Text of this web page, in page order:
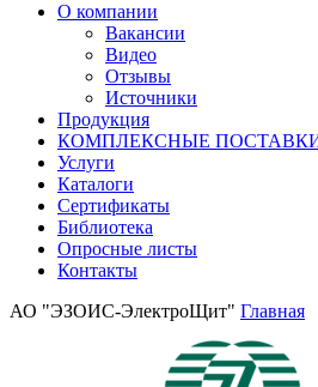
О компании
Вакансии
Видео
Отзывы
Источники
Продукция
КОМПЛЕКСНЫЕ
Услуги
Каталоги
Сертификаты
Библиотека
Опросные листы
Контакты
АО "ЭЗОИС-ЭлектроЩит" Главная